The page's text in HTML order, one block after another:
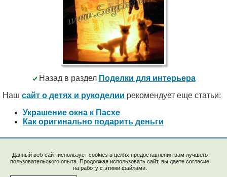
Данный веб-сайт использует cookies в целях предоставления вам лучшего
пользовательского опыта. Продолжая использовать сайт, вы даете согласие
на работу с этими файлами.
Назад в раздел Поделки для интерьера
Наш сайт о детях и рукоделии рекомендует еще статьи:
Украшение окна к Пасхе
Как оригинально подарить деньги
© 2009-2023, "Saychata.Ru". E-mail: saechka@saechka.ru